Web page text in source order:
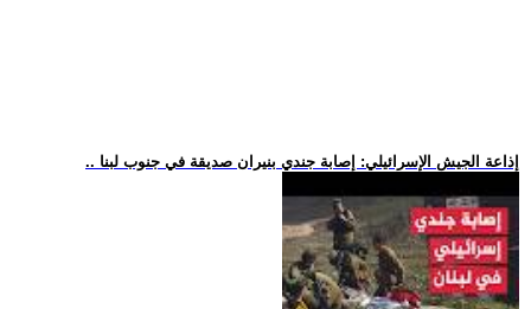
.. إذاعة الجيش الإسرائيلي: إصابة جندي بنيران صديقة في جنوب لبنا